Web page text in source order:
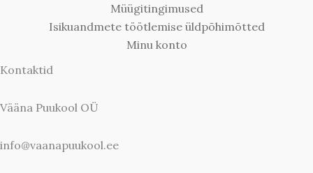
Müügitingimused
Isikuandmete töötlemise üldpõhimõtted
Minu konto
Kontaktid
Vääna Puukool OÜ
info@vaanapuukool.ee